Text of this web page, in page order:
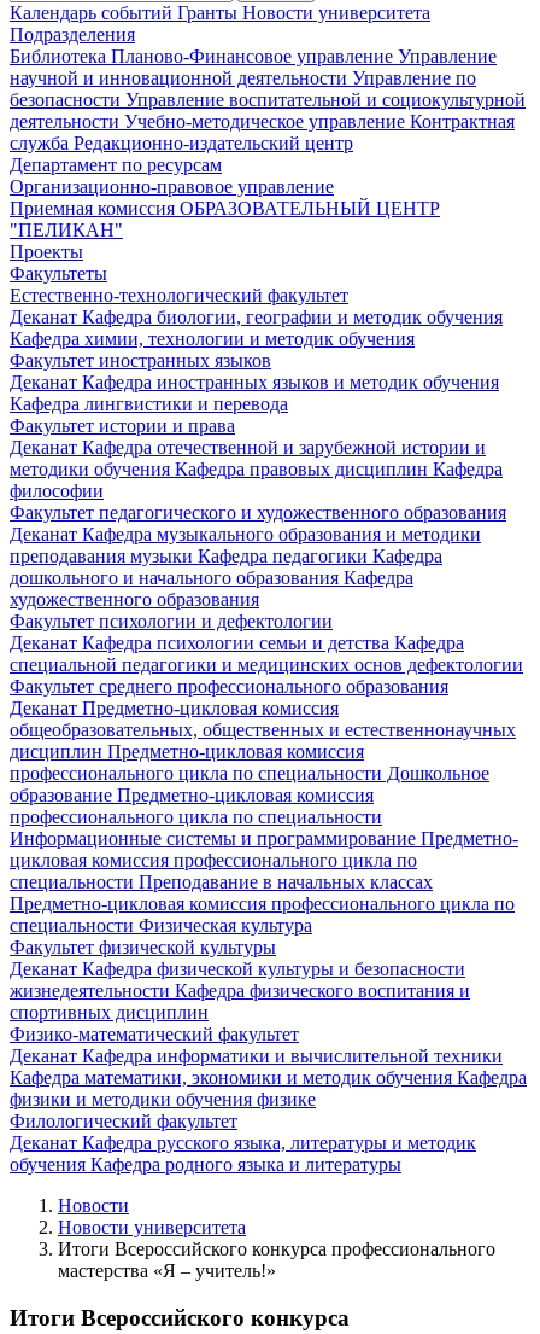
Календарь событий Гранты Новости университета
Подразделения
Библиотека Планово-Финансовое управление Управление
научной и инновационной деятельности Управление по
безопасности Управление воспитательной и социокультурной
деятельности Учебно-методическое управление Контрактная
служба Редакционно-издательский центр
Департамент по ресурсам
Организационно-правовое управление
Приемная комиссия ОБРАЗОВАТЕЛЬНЫЙ ЦЕНТР
"ПЕЛИКАН"
Проекты
Факультеты
Естественно-технологический факультет
Деканат Кафедра биологии, географии и методик обучения
Кафедра химии, технологии и методик обучения
Факультет иностранных языков
Деканат Кафедра иностранных языков и методик обучения
Кафедра лингвистики и перевода
Факультет истории и права
Деканат Кафедра отечественной и зарубежной истории и
методики обучения Кафедра правовых дисциплин Кафедра
философии
Факультет педагогического и художественного образования
Деканат Кафедра музыкального образования и методики
преподавания музыки Кафедра педагогики Кафедра
дошкольного и начального образования Кафедра
художественного образования
Факультет психологии и дефектологии
Деканат Кафедра психологии семьи и детства Кафедра
специальной педагогики и медицинских основ дефектологии
Факультет среднего профессионального образования
Деканат Предметно-цикловая комиссия
общеобразовательных, общественных и естественнонаучных
дисциплин Предметно-цикловая комиссия
профессионального цикла по специальности Дошкольное
образование Предметно-цикловая комиссия
профессионального цикла по специальности
Информационные системы и программирование Предметно-
цикловая комиссия профессионального цикла по
специальности Преподавание в начальных классах
Предметно-цикловая комиссия профессионального цикла по
специальности Физическая культура
Факультет физической культуры
Деканат Кафедра физической культуры и безопасности
жизнедеятельности Кафедра физического воспитания и
спортивных дисциплин
Физико-математический факультет
Деканат Кафедра информатики и вычислительной техники
Кафедра математики, экономики и методик обучения Кафедра
физики и методики обучения физике
Филологический факультет
Деканат Кафедра русского языка, литературы и методик
обучения Кафедра родного языка и литературы
Новости
Новости университета
Итоги Всероссийского конкурса профессионального
мастерства «Я – учитель!»
Итоги Всероссийского конкурса